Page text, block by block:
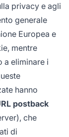
privacy e agli
generale
Europea e
mentre
a eliminare i
hanno
postback
che
di